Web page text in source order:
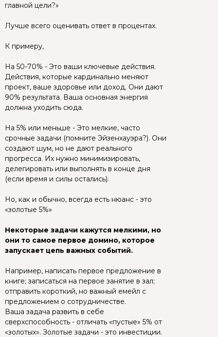
главной цели?»
Лучше всего оценивать ответ в процентах.
К примеру,
На 50-70% - Это ваши ключевые действия.
Действия, которые кардинально меняют
проект, ваше здоровье или доход. Они дают
90% результата. Ваша основная энергия
должна уходить сюда.
На 5% или меньше - Это мелкие, часто
срочные задачи (помните Эйзенхауэра?). Они
создают шум, но не дают реального
прогресса. Их нужно минимизировать,
делегировать или выполнять в конце дня
(если время и силы остались).
Но, как и обычно, всегда есть нюанс - это
«золотые 5%»
Некоторые задачи кажутся мелкими, но
они то самое первое домино, которое
запускает цепь важных событий.
Например, написать первое предложение в
книге; записаться на первое занятие в зал;
отправить короткий, но важный емейл с
предложением о сотрудничестве.
Ваша задача развить в себе
сверхспособность - отличать «пустые» 5% от
«золотых». Золотые задачи - это инвестиции.